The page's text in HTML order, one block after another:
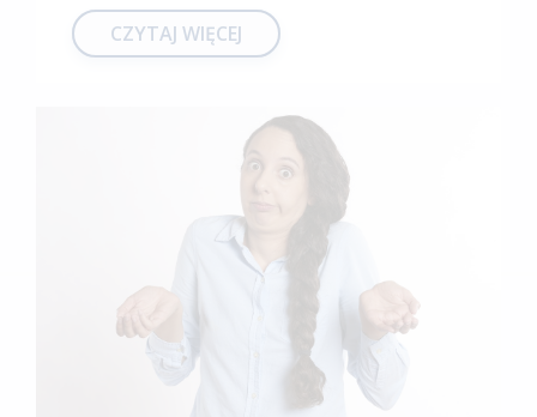
CZYTAJ WIĘCEJ